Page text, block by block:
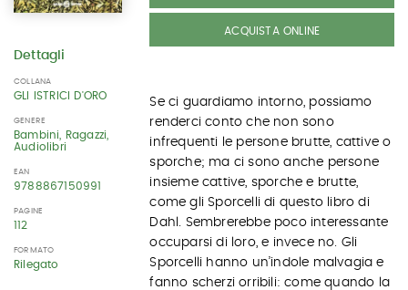
Dettagli
COLLANA
GLI ISTRICI D'ORO
GENERE
Bambini, Ragazzi,
Audiolibri
EAN
9788867150991
PAGINE
112
FORMATO
Rilegato
ACQUISTA ONLINE
Se ci guardiamo intorno, possiamo
renderci conto che non sono
infrequenti le persone brutte, cattive o
sporche; ma ci sono anche persone
insieme cattive, sporche e brutte,
come gli Sporcelli di questo libro di
Dahl. Sembrerebbe poco interessante
occuparsi di loro, e invece no. Gli
Sporcelli hanno un’indole malvagia e
fanno scherzi orribili: come quando la